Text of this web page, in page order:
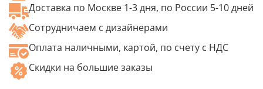
Доставка по Москве 1-3 дня, по России 5-10 дней
Сотрудничаем с дизайнерами
Оплата наличными, картой, по счету с НДС
Скидки на большие заказы